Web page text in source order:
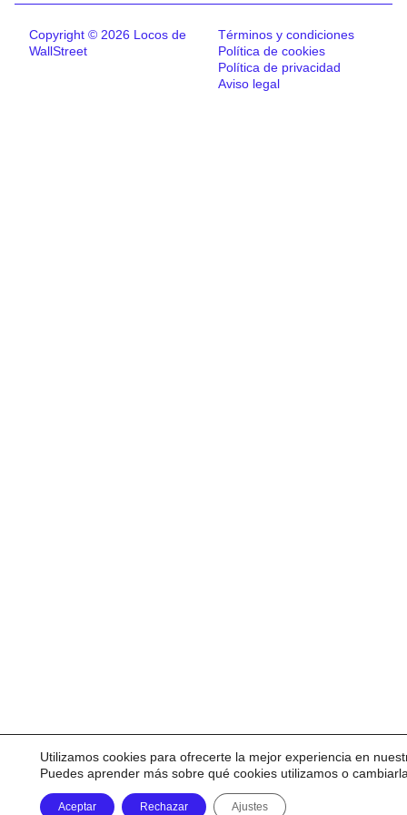
Copyright © 2026 Locos de
WallStreet
Términos y condiciones
Política de cookies
Política de privacidad
Aviso legal
Utilizamos cookies para ofrecerte la mejor experiencia en
Puedes aprender más sobre qué cookies utilizamos o
Aceptar Rechazar Ajustes